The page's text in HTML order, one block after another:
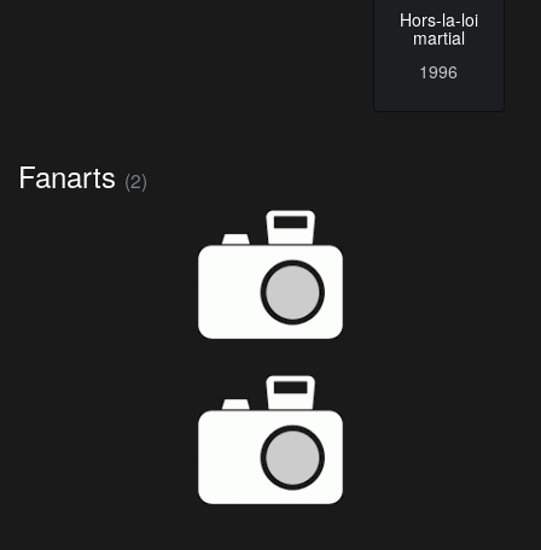
Hors-la-loi
martial
1996
Fanarts (2)